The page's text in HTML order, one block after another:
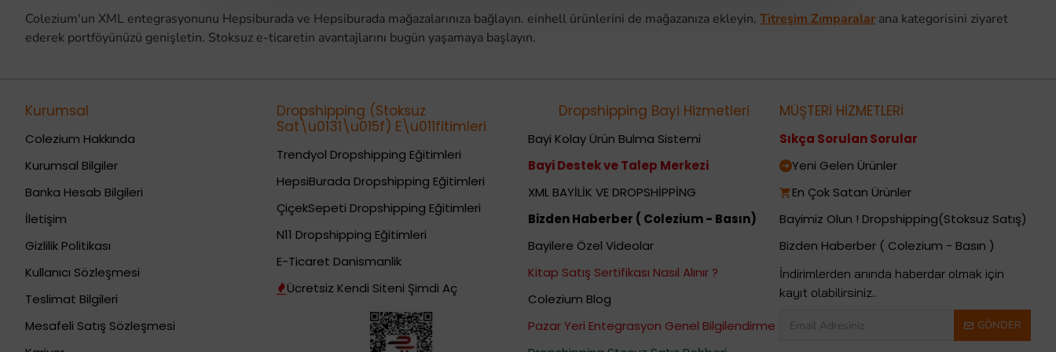
Colezium'un XML entegrasyonunu Hepsiburada ve Hepsiburada mağazalarınıza bağlayın. einhell ürünlerini de mağazanıza ekleyin, Titreşim Zımparalar ana kategorisini ziyaret
ederek portföyünüzü genişletin. Stoksuz e-ticaretin avantajlarını bugün yaşamaya başlayın.
Kurumsal
Colezium Hakkında
Kurumsal Bilgiler
Banka Hesab Bilgileri
İletişim
Gizlilik Politikası
Kullanıcı Sözleşmesi
Teslimat Bilgileri
Mesafeli Satış Sözleşmesi
Dropshipping (Stoksuz
Sat\u0131\u015f) E\u011fitimleri
Trendyol Dropshipping Eğitimleri
HepsiBurada Dropshipping Eğitimleri
ÇiçekSepeti Dropshipping Eğitimleri
N11 Dropshipping Eğitimleri
E-Ticaret Danismanlik
Ücretsiz Kendi Siteni Şimdi Aç
Dropshipping Bayi Hizmetleri
Bayi Kolay Ürün Bulma Sistemi
Bayi Destek ve Talep Merkezi
XML BAYİLİK VE DROPSHİPPİNG
Bizden Haberber ( Colezium - Basın)
Bayilere Özel Videolar
Kitap Satış Sertifikası Nasıl Alınır ?
Colezium Blog
Pazar Yeri Entegrasyon Genel Bilgilendirme
MÜŞTERİ HİZMETLERİ
Sıkça Sorulan Sorular
Yeni Gelen Ürünler
En Çok Satan Ürünler
Bayimiz Olun ! Dropshipping(Stoksuz Satış)
Bizden Haberber ( Colezium - Basın )
İndirimlerden anında haberdar olmak için
kayıt olabilirsiniz..
GÖNDER